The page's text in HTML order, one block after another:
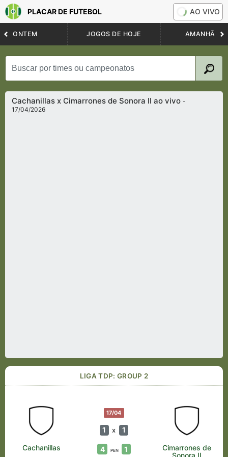
PLACAR DE FUTEBOL AO VIVO
ONTEM JOGOS DE HOJE AMANHÃ
Cachanillas x Cimarrones de Sonora II ao vivo-
17/04/2026
LIGA TDP: GROUP 2
17/04
1 x 1
Cachanillas 4 PEN 1
Cimarrones de
Sonora II